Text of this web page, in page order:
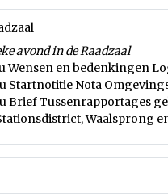
avond in de Raadzaal
Wensen en bedenkingen
Startnotitie Nota
Brief Tussenrapportages
Waalsprong